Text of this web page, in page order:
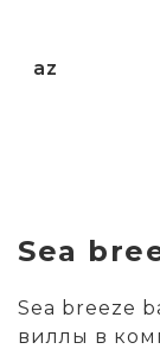
az
Sea
Sea breeze
виллы в